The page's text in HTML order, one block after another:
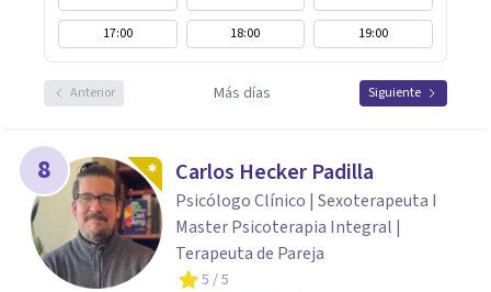
17:00
18:00 19:00
Anterior Más días Siguiente
8 Carlos Hecker Padilla
Psicólogo Clínico | Sexoterapeuta I
Master Psicoterapia Integral |
Terapeuta de Pareja
5 / 5